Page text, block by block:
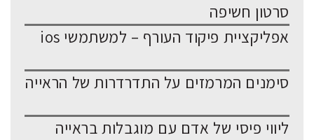
סרטון חשיפה
אפליקציית פיקוד העורף – למשתמשי ios
סימנים המרמזים על התדרדרות של הראייה
ליווי פיסי של אדם עם מוגבלות בראייה